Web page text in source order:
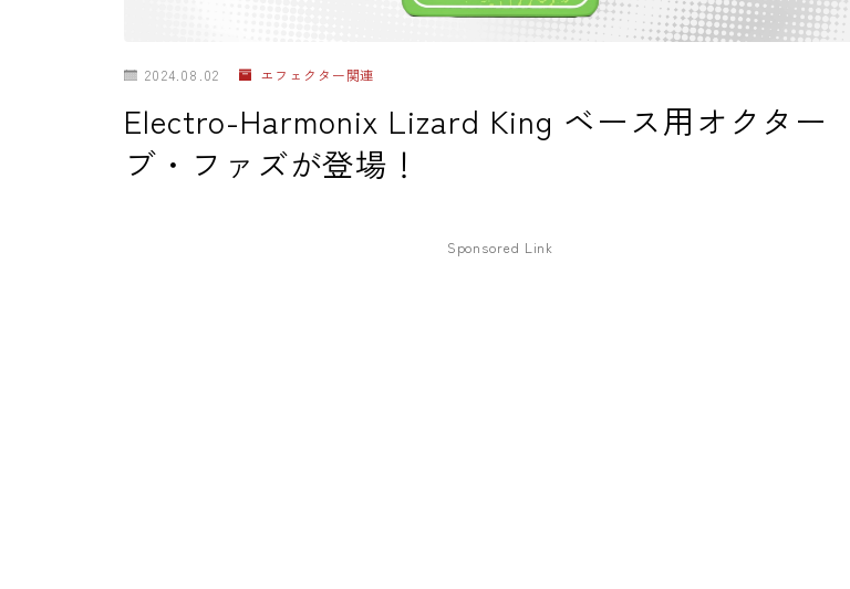
2024.08.02 エフェクター関連
Electro-Harmonix Lizard King ベース用オクター
ブ・ファズが登場！
Sponsored Link